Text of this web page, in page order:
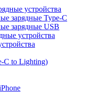
устройства
зарядные Type-C
зарядные USB
устройства
C to Lighting)